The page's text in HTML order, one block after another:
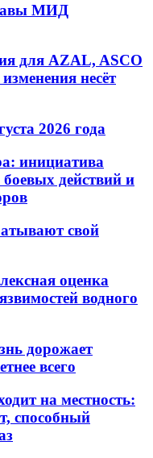
МИД
для AZAL, ASCO
несёт
2026 года
инициатива
действий и
свой
оценка
водного
дорожает
всего
на местность:
способный